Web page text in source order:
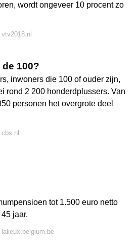
wordt ongeveer 10 procent zo
100?
inwoners die 100 of ouder zijn,
rond 2 200 honderdplussers. Van
personen het overgrote deel
tot 1.500 euro netto
jaar.